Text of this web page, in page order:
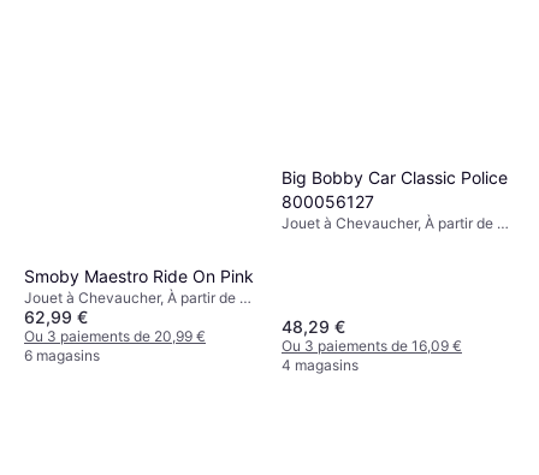
Smoby Maestro Ride On Pink
Jouet à Chevaucher, À partir de 6
mois
62,99 €
Ou 3 paiements de 20,99 €
6 magasins
Big Bobby Car Classic Police
800056127
Jouet à Chevaucher, À partir de 1
48,29 €
Ou 3 paiements de 16,09 €
4 magasins